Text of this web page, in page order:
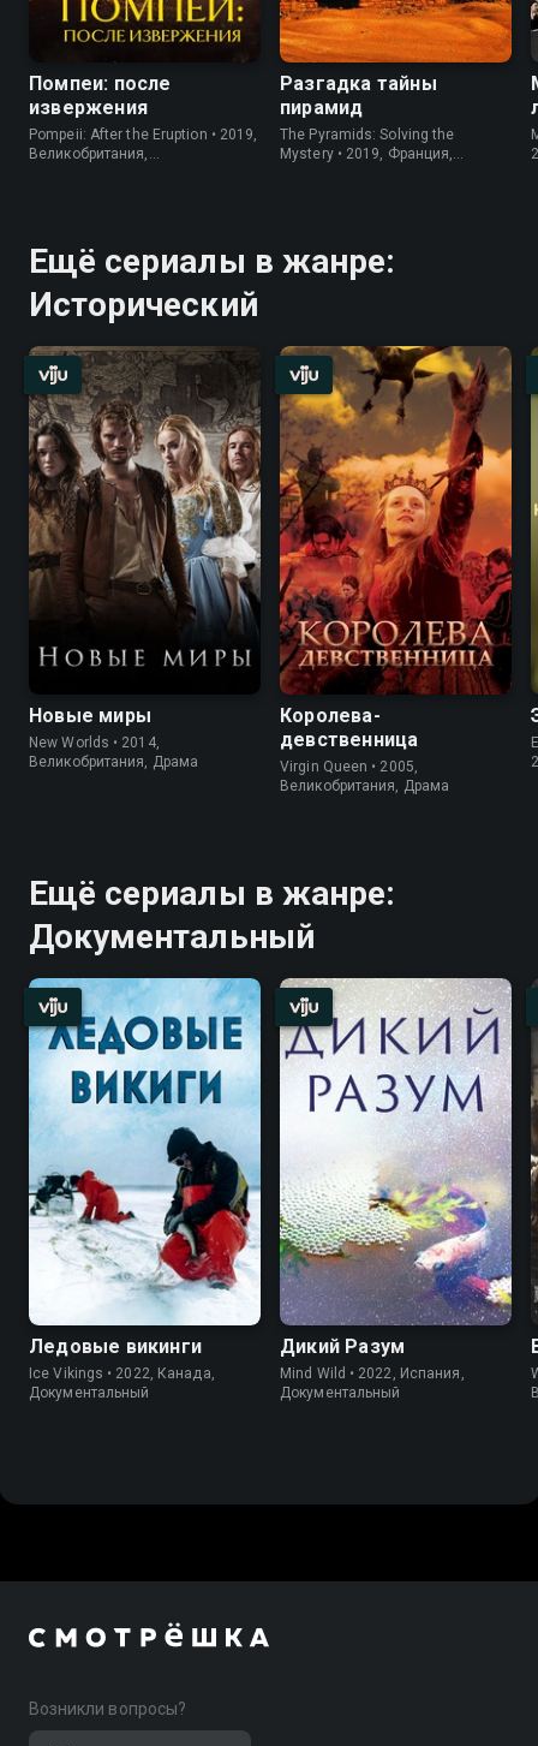
Помпеи: после
извержения
Pompeii: After the Eruption • 2019,
Великобритания,
Разгадка тайны
пирамид
The Pyramids: Solving the
Mystery • 2019, Франция,
Ещё сериалы в жанре:
Исторический
Новые миры
New Worlds • 2014,
Великобритания, Драма
Королева-
девственница
Virgin Queen • 2005,
Великобритания, Драма
Ещё сериалы в жанре:
Документальный
Ледовые викинги
Ice Vikings • 2022, Канада,
Документальный
Дикий Разум
Mind Wild • 2022, Испания,
Документальный
Возникли вопросы?